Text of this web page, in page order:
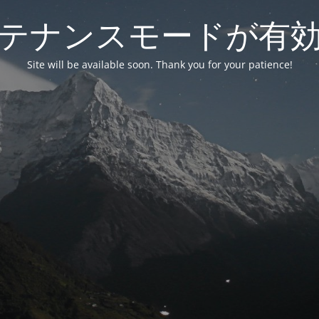
ナンスモードが有
Site will be available soon. Thank you for your patience!